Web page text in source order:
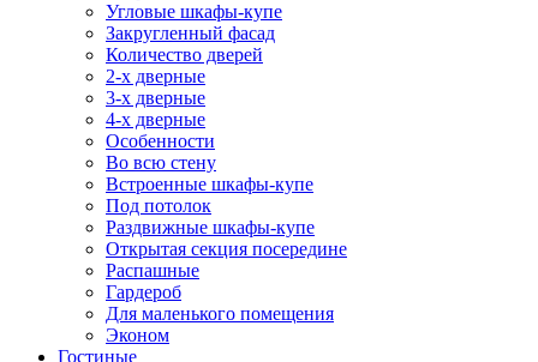
Угловые шкафы-купе
Закругленный фасад
Количество дверей
2-х дверные
3-х дверные
4-х дверные
Особенности
Во всю стену
Встроенные шкафы-купе
Под потолок
Раздвижные шкафы-купе
Открытая секция посередине
Распашные
Гардероб
Для маленького помещения
Эконом
Гостиные